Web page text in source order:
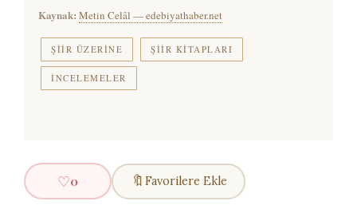
Kaynak: Metin Celâl — edebiyathaber.net
ŞIIR ÜZERINE ŞIIR KITAPLARI
İNCELEMELER
♡0 🔖 Favorilere Ekle